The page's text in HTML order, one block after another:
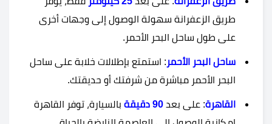
طريق الزعفرانة سهولة الوصول إلى وجهات أخرى
على طول ساحل البحر الأحمر.
ساحل البحر الأحمر : استمتع بإطلالات خلابة على ساحل
البحر الأحمر مباشرة من شرفتك أو حديقتك.
القاهرة: على بعد
بالسيارة، توفر القاهرة